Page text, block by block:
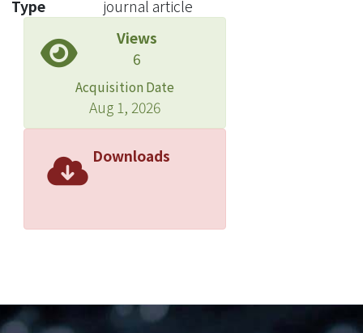
Type
journal article
Views
6
Acquisition Date
Aug 1, 2026
Downloads